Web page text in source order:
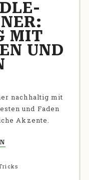
MIT
UND
nachhaltig mit
und Faden
Akzente.